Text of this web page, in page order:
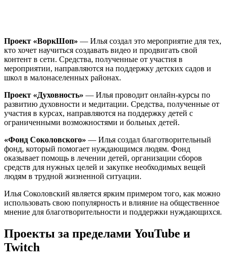
Проект «ВоркШоп» — Илья создал это мероприятие для тех,
кто хочет научиться создавать видео и продвигать свой
контент в сети. Средства, полученные от участия в
мероприятии, направляются на поддержку детских садов и
школ в малонаселенных районах.
Проект «Духовность» — Илья проводит онлайн-курсы по
развитию духовности и медитации. Средства, полученные от
участия в курсах, направляются на поддержку детей с
ограниченными возможностями и больных детей.
«Фонд Соколовского» — Илья создал благотворительный
фонд, который помогает нуждающимся людям. Фонд
оказывает помощь в лечении детей, организации сборов
средств для нужных целей и закупке необходимых вещей
людям в трудной жизненной ситуации.
Илья Соколовский является ярким примером того, как можно
использовать свою популярность и влияние на общественное
мнение для благотворительности и поддержки нуждающихся.
Проекты за пределами YouTube и
Twitch